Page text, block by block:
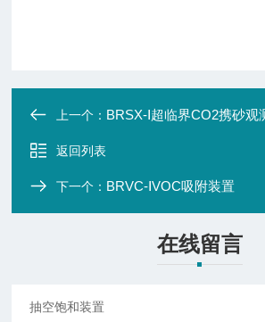
上一个： BRSX-Ⅰ超临界CO2携砂观
返回列表
下一个： BRVC-ⅠVOC吸附装置
在线留言